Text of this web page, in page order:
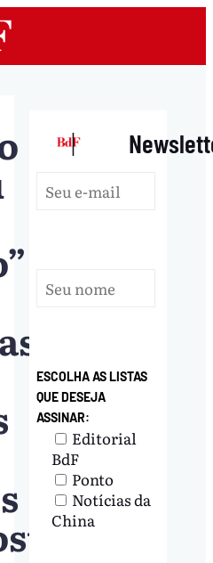
|
ESCOLHA AS LISTAS
QUE DESEJA
ASSINAR:
Editorial
BdF
Ponto
Notícias da
China